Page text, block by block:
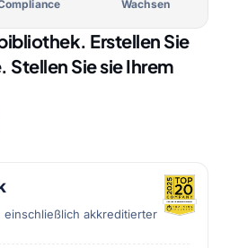
Wachsen
Erstellen Sie
Stellen Sie sie Ihrem
akkreditierter